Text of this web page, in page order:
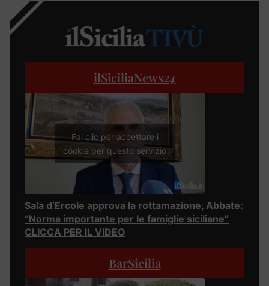
ilSiciliaNews24
Fai clic per accettare i
cookie per questo servizio
Sala d’Ercole approva la rottamazione, Abbate:
“Norma importante per le famiglie siciliane”
CLICCA PER IL VIDEO
BarSicilia